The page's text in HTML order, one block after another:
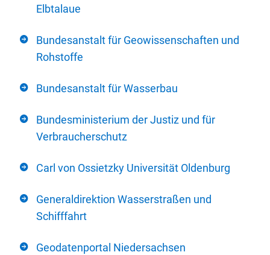
Elbtalaue
Bundesanstalt für Geowissenschaften und
Rohstoffe
Bundesanstalt für Wasserbau
Bundesministerium der Justiz und für
Verbraucherschutz
Carl von Ossietzky Universität Oldenburg
Generaldirektion Wasserstraßen und
Schifffahrt
Geodatenportal Niedersachsen